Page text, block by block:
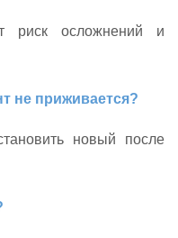
риск осложнений и
не приживается?
новый после